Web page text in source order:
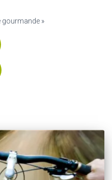
gourmande »